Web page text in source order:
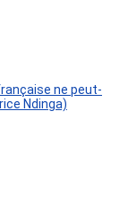
ne peut-
Ndinga)